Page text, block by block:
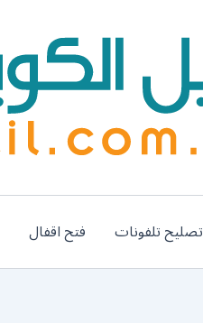
تصليح تلفونات فتح اقفال